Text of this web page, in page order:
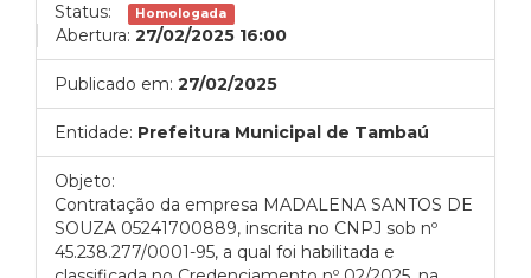
Status: Homologada
Abertura: 27/02/2025 16:00
Publicado em: 27/02/2025
Entidade: Prefeitura Municipal de Tambaú
Objeto:
Contratação da empresa MADALENA SANTOS DE
SOUZA 05241700889, inscrita no CNPJ sob nº
45.238.277/0001-95, a qual foi habilitada e